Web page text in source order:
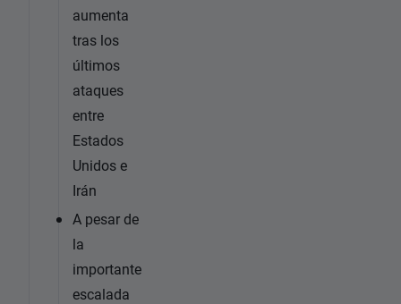
aumenta
tras los
últimos
ataques
entre
Estados
Unidos e
Irán
A pesar de
la
importante
escalada